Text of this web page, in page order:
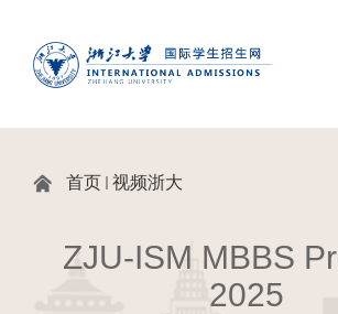
首页 视频浙大
ZJU-ISM MBBS
2025